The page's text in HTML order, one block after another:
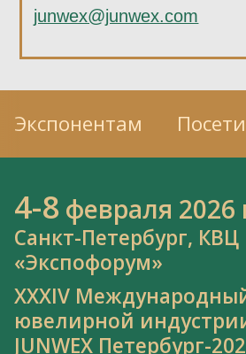
junwex@junwex.com
Экспонентам
4-8 февраля 2026
Санкт-Петербург, КВЦ
«Экспофорум»
XXXIV
ювелирной
JUNWEX Петербург-